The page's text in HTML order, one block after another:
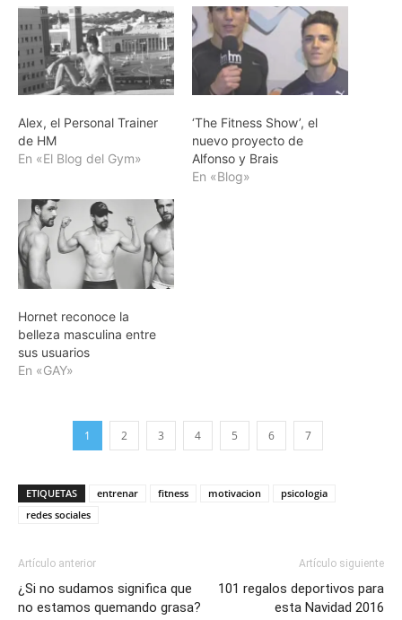
Alex, el Personal Trainer
de HM
En «El Blog del Gym»
‘The Fitness Show’, el
nuevo proyecto de
Alfonso y Brais
En «Blog»
Hornet reconoce la
belleza masculina entre
sus usuarios
En «GAY»
1 2 3 4 5 6 7
ETIQUETAS entrenar fitness motivacion
psicologia
redes sociales
Artículo anterior
¿Si no sudamos significa que
no estamos quemando grasa?
Artículo siguiente
101 regalos deportivos para
esta Navidad 2016